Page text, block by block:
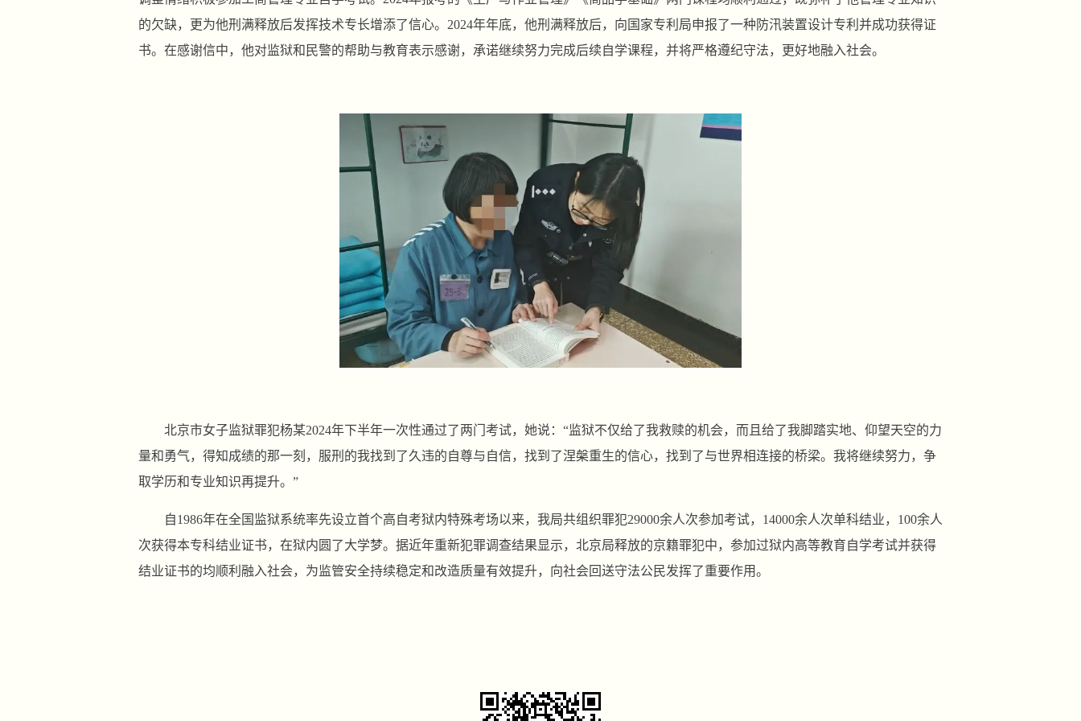
的欠缺，更为他刑满释放后发挥技术专长增添了信心。2024年年底，他刑满释放后，向国家专利局申报了一种防汛装置设计专利并成功获得证
书。在感谢信中，他对监狱和民警的帮助与教育表示感谢，承诺继续努力完成后续自学课程，并将严格遵纪守法，更好地融入社会。
北京市女子监狱罪犯杨某2024年下半年一次性通过了两门考试，她说：“监狱不仅给了我救赎的机会，而且给了我脚踏实地、仰望天空的力
量和勇气，得知成绩的那一刻，服刑的我找到了久违的自尊与自信，找到了涅槃重生的信心，找到了与世界相连接的桥梁。我将继续努力，争
取学历和专业知识再提升。”
自1986年在全国监狱系统率先设立首个高自考狱内特殊考场以来，我局共组织罪犯29000余人次参加考试，14000余人次单科结业，100余人
次获得本专科结业证书，在狱内圆了大学梦。据近年重新犯罪调查结果显示，北京局释放的京籍罪犯中，参加过狱内高等教育自学考试并获得
结业证书的均顺利融入社会，为监管安全持续稳定和改造质量有效提升，向社会回送守法公民发挥了重要作用。